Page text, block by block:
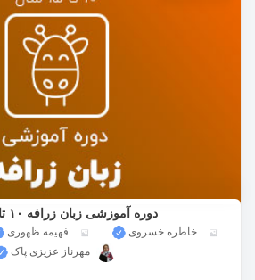
دوره آموزشی زبان زرافه ١٠ تا ١۵ سال
خاطره خسروی فهیمه ظهوری
مهرناز عزیزی پاک